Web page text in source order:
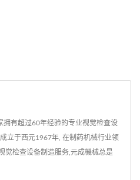
拥有超过60年经验的专业视觉检查设
立于西元1967年, 在制药机械行业领
觉检查设备制造服务,元成機械总是